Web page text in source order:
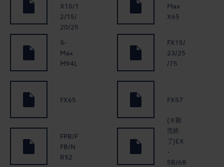
X10/1
2/15/
20/25
Max
X65
S-
Max
M94L
FX15/
23/25
/75
FX65 FX57
FPB/F
FB/N
RS2
(※販
売終
了)EX
-
5B/6B